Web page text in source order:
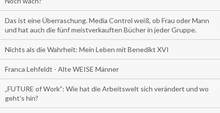
Das ist eine Überraschung. Media Control weiß, ob Frau oder Mann
und hat auch die fünf meistverkauften Bücher in jeder Gruppe.
Nichts als die Wahrheit: Mein Leben mit Benedikt XVI
Franca Lehfeldt - Alte WEISE Männer
„FUTURE of Work”: Wie hat die Arbeitswelt sich verändert und wo
geht’s hin?